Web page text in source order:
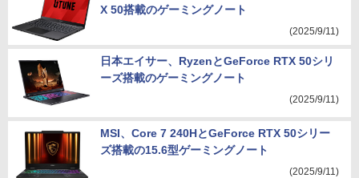
X 50搭載のゲーミングノート
(2025/9/11)
日本エイサー、RyzenとGeForce RTX 50シリ
ーズ搭載のゲーミングノート
(2025/9/11)
MSI、Core 7 240HとGeForce RTX 50シリー
ズ搭載の15.6型ゲーミングノート
(2025/9/11)